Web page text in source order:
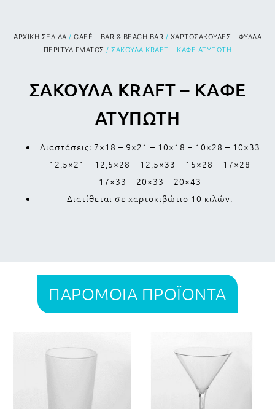
ΑΡΧΙΚΉ ΣΕΛΊΔΑ / CAFÉ - BAR & BEACH BAR / ΧΑΡΤΟΣΑΚΟΥΛΕΣ - ΦΥΛΛΑ
ΠΕΡΙΤΥΛΙΓΜΑΤΟΣ / ΣΑΚΟΥΛΑ KRAFT – ΚΑΦΕ ΑΤΥΠΩΤΗ
ΣΑΚΟΥΛΑ KRAFT – ΚΑΦΕ
ΑΤΥΠΩΤΗ
Διαστάσεις: 7×18 – 9×21 – 10×18 – 10×28 – 10×33
– 12,5×21 – 12,5×28 – 12,5×33 – 15×28 – 17×28 –
17×33 – 20×33 – 20×43
Διατίθεται σε χαρτοκιβώτιο 10 κιλών.
ΠΑΡΟΜΟΙΑ ΠΡΟΪΟΝΤΑ